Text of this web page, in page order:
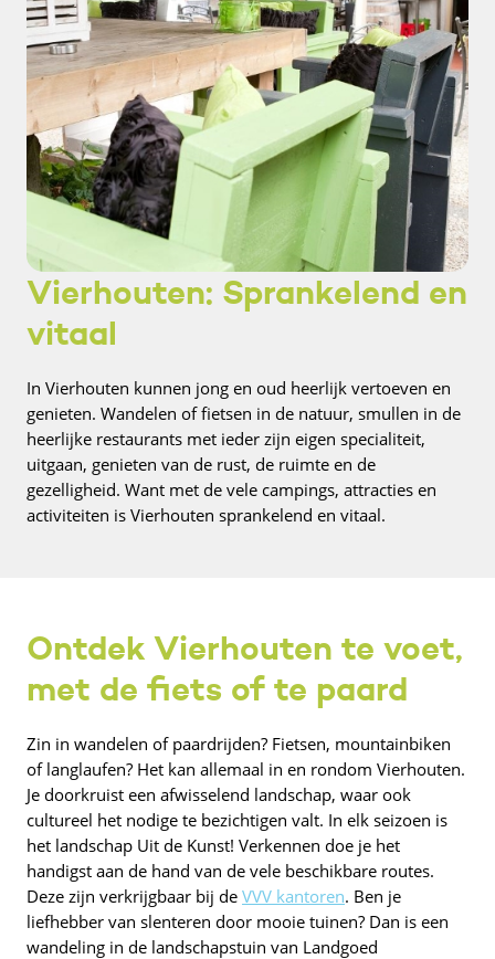
Vierhouten: Sprankelend en
vitaal
In Vierhouten kunnen jong en oud heerlijk vertoeven en
genieten. Wandelen of fietsen in de natuur, smullen in de
heerlijke restaurants met ieder zijn eigen specialiteit,
uitgaan, genieten van de rust, de ruimte en de
gezelligheid. Want met de vele campings, attracties en
activiteiten is Vierhouten sprankelend en vitaal.
Ontdek Vierhouten te voet,
met de fiets of te paard
Zin in wandelen of paardrijden? Fietsen, mountainbiken
of langlaufen? Het kan allemaal in en rondom Vierhouten.
Je doorkruist een afwisselend landschap, waar ook
cultureel het nodige te bezichtigen valt. In elk seizoen is
het landschap Uit de Kunst! Verkennen doe je het
handigst aan de hand van de vele beschikbare routes.
Deze zijn verkrijgbaar bij de VVV kantoren. Ben je
liefhebber van slenteren door mooie tuinen? Dan is een
wandeling in de landschapstuin van Landgoed